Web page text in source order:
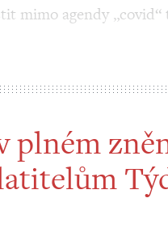
mimo agendy
plném